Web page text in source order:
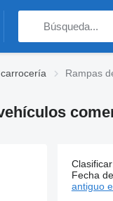
Rampas
55
Precio:
Clasificar
Fecha
antiguo